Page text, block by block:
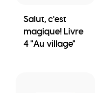
Salut, c'est
magique! Livre
4 "Au village"